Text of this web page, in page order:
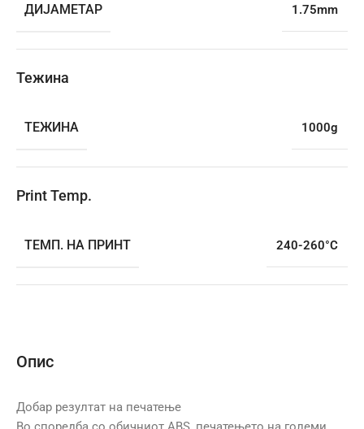
Опис
Добар резултат на печатење
ДИЈАМЕТАР 1.75mm
Тежина
ТЕЖИНА 1000g
Print Temp.
ТЕМП. НА ПРИНТ 240-260°C